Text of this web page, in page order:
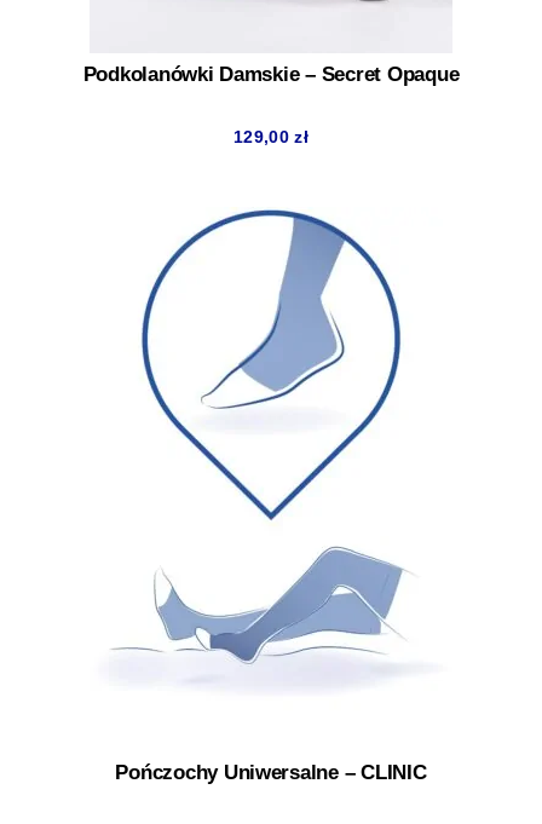
Podkolanówki Damskie – Secret Opaque
129,00zł
Pończochy Uniwersalne – CLINIC